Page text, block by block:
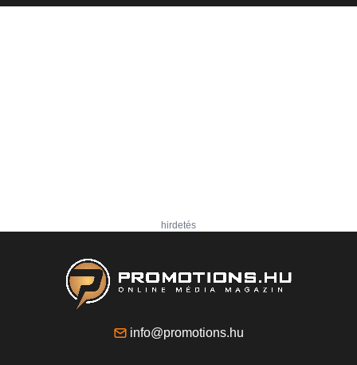
hirdetés
info@promotions.hu